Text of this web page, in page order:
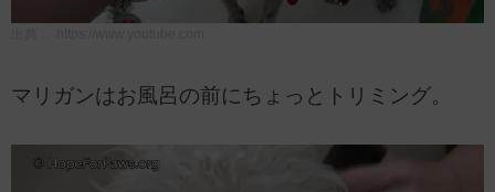
マリガンはお風呂の前にちょっとトリミング。